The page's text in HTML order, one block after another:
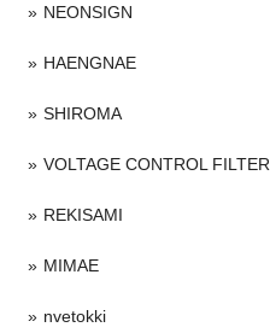
NEONSIGN
HAENGNAE
SHIROMA
VOLTAGE CONTROL FILTER
REKISAMI
MIMAE
nvetokki